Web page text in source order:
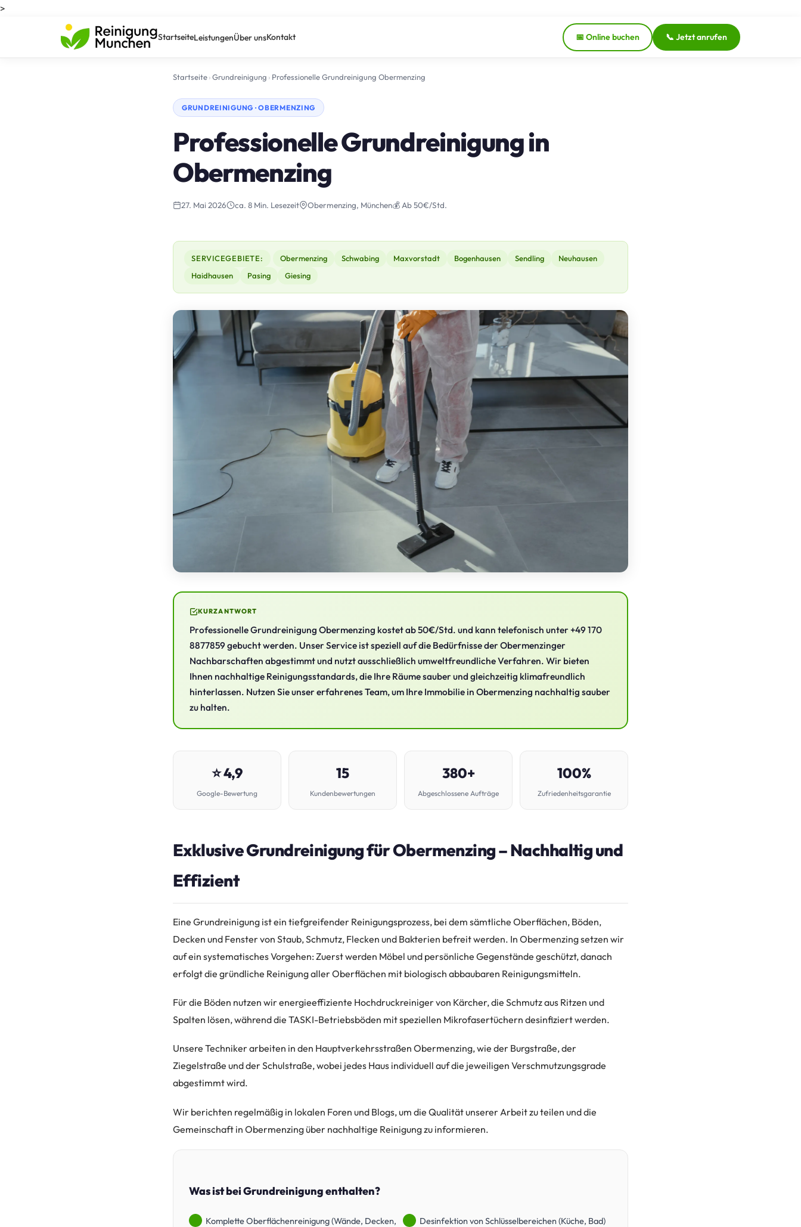
>
StartseiteLeistungenÜber unsKontakt 📅 Online buchen 📞 Jetzt anrufen
Startseite›Grundreinigung › Professionelle Grundreinigung Obermenzing
GRUNDREINIGUNG · OBERMENZING
Professionelle Grundreinigung in
Obermenzing
27. Mai 2026 ca. 8 Min. Lesezeit Obermenzing, München💰 Ab 50€/Std.
SERVICEGEBIETE: Obermenzing Schwabing Maxvorstadt Bogenhausen Sendling
Neuhausen
Haidhausen
Pasing Giesing
KURZANTWORT
Professionelle Grundreinigung Obermenzing kostet ab 50€/Std. und kann telefonisch unter +49 170
8877859 gebucht werden. Unser Service ist speziell auf die Bedürfnisse der Obermenzinger
Nachbarschaften abgestimmt und nutzt ausschließlich umweltfreundliche Verfahren. Wir bieten
Ihnen nachhaltige Reinigungsstandards, die Ihre Räume sauber und gleichzeitig klimafreundlich
hinterlassen. Nutzen Sie unser erfahrenes Team, um Ihre Immobilie in Obermenzing nachhaltig sauber
zu halten.
⭐ 4,9
Google-Bewertung
15
Kundenbewertungen
380+
Abgeschlossene Aufträge
100%
Zufriedenheitsgarantie
Exklusive Grundreinigung für Obermenzing – Nachhaltig und
Effizient
Eine Grundreinigung ist ein tiefgreifender Reinigungsprozess, bei dem sämtliche Oberflächen, Böden,
Decken und Fenster von Staub, Schmutz, Flecken und Bakterien befreit werden. In Obermenzing setzen wir
auf ein systematisches Vorgehen: Zuerst werden Möbel und persönliche Gegenstände geschützt, danach
erfolgt die gründliche Reinigung aller Oberflächen mit biologisch abbaubaren Reinigungsmitteln.
Für die Böden nutzen wir energieeffiziente Hochdruckreiniger von Kärcher, die Schmutz aus Ritzen und
Spalten lösen, während die TASKI-Betriebsböden mit speziellen Mikrofasertüchern desinfiziert werden.
Unsere Techniker arbeiten in den Hauptverkehrsstraßen Obermenzing, wie der Burgstraße, der
Ziegelstraße und der Schulstraße, wobei jedes Haus individuell auf die jeweiligen Verschmutzungsgrade
abgestimmt wird.
Wir berichten regelmäßig in lokalen Foren und Blogs, um die Qualität unserer Arbeit zu teilen und die
Gemeinschaft in Obermenzing über nachhaltige Reinigung zu informieren.
Was ist bei Grundreinigung enthalten?
Komplette Oberflächenreinigung (Wände, Decken,
Desinfektion von Schlüsselbereichen (Küche, Bad)